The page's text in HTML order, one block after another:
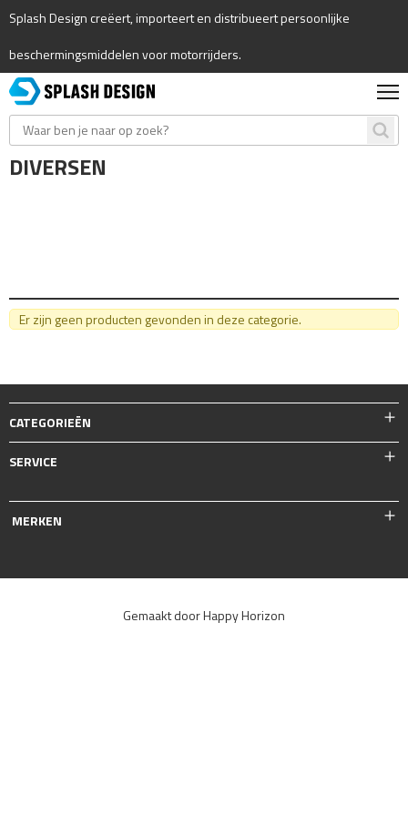
Splash Design creëert, importeert en distribueert persoonlijke
beschermingsmiddelen voor motorrijders.
DIVERSEN
Er zijn geen producten gevonden in deze categorie.
CATEGORIEËN
SERVICE
MERKEN
Gemaakt door Happy Horizon